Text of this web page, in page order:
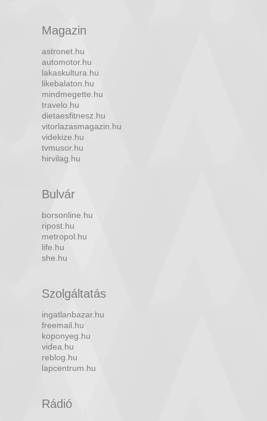
Magazin
astronet.hu
automotor.hu
lakaskultura.hu
likebalaton.hu
mindmegette.hu
travelo.hu
dietaesfitnesz.hu
vitorlazasmagazin.hu
videkize.hu
tvmusor.hu
hirvilag.hu
Bulvár
borsonline.hu
ripost.hu
metropol.hu
life.hu
she.hu
Szolgáltatás
ingatlanbazar.hu
freemail.hu
koponyeg.hu
videa.hu
reblog.hu
lapcentrum.hu
Rádió